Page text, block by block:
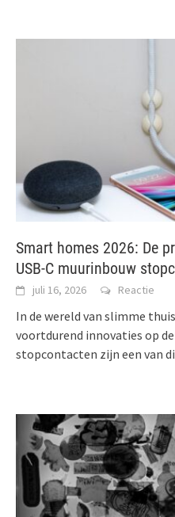
Smart homes 2026: De
USB-C muurinbouw
juli 16, 2026 Reactie
In de wereld van slimme
voortdurend innovaties op
stopcontacten zijn een van